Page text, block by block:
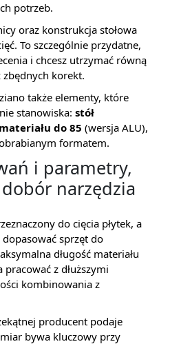
potrzeb.
oraz konstrukcja stołowa
To szczególnie przydatne,
i chcesz utrzymać równą
korekt.
także elementy, które
stanowiska: stół
do 85 (wersja ALU),
formatem.
i parametry,
narzędzia
do cięcia płytek, a
sprzęt do
długość materiału
pracować z dłuższymi
kombinowania z
producent podaje
bywa kluczowy przy